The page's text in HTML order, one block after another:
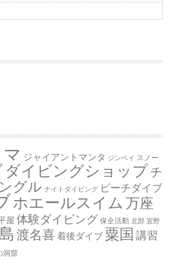
ジャイアントマンタ ジンベイ スノー
ダイビングショップチ
グル ナイトダイビング ビーチダイブ
ホエールスイム 万座
屋 体験ダイビング 保全活動 北部 宜野
渡名喜 着後ダイブ 粟国 講習
洞窟